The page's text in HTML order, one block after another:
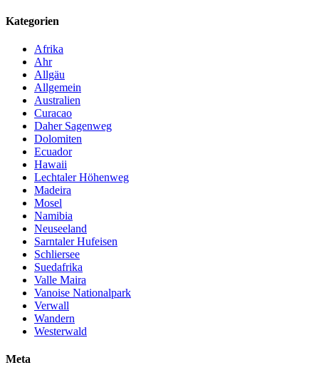
Kategorien
Afrika
Ahr
Allgäu
Allgemein
Australien
Curacao
Daher Sagenweg
Dolomiten
Ecuador
Hawaii
Lechtaler Höhenweg
Madeira
Mosel
Namibia
Neuseeland
Sarntaler Hufeisen
Schliersee
Suedafrika
Valle Maira
Vanoise Nationalpark
Verwall
Wandern
Westerwald
Meta